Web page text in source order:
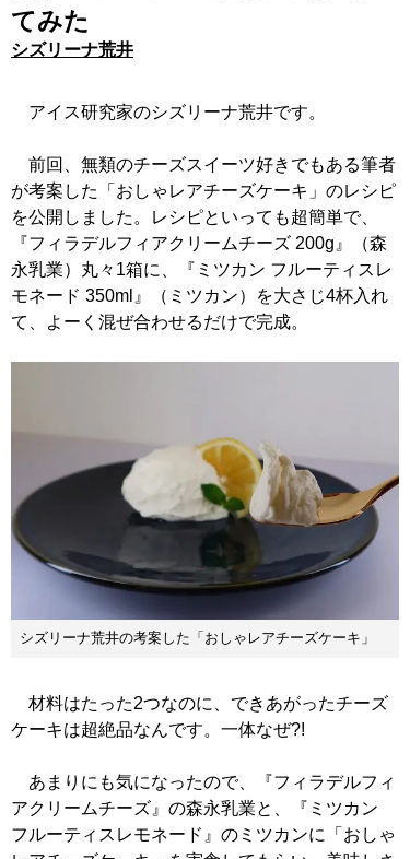
てみた
シズリーナ荒井
アイス研究家のシズリーナ荒井です。
前回、無類のチーズスイーツ好きでもある筆者
が考案した「おしゃレアチーズケーキ」のレシピ
を公開しました。レシピといっても超簡単で、
『フィラデルフィアクリームチーズ 200g』（森
永乳業）丸々1箱に、『ミツカン フルーティスレ
モネード 350ml』（ミツカン）を大さじ4杯入れ
て、よーく混ぜ合わせるだけで完成。
シズリーナ荒井の考案した「おしゃレアチーズケーキ」
材料はたった2つなのに、できあがったチーズ
ケーキは超絶品なんです。一体なぜ?!
あまりにも気になったので、『フィラデルフィ
アクリームチーズ』の森永乳業と、『ミツカン
フルーティスレモネード』のミツカンに「おしゃ